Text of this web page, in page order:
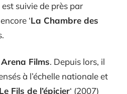
suivie de près par
‘La Chambre des
Arena Films. Depuis lors, il
à l’échelle nationale et
Le Fils de l’épicier‘ (2007)